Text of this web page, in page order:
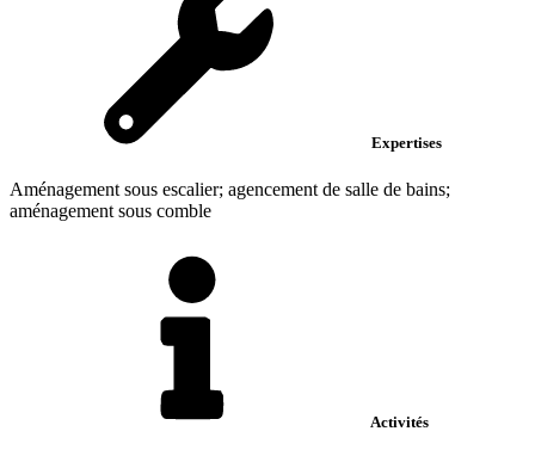
Expertises
Aménagement sous escalier; agencement de salle de bains;
aménagement sous comble
Activités